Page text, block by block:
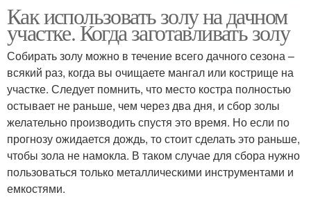
Золы для клубники Зола во время
Золы в качестве Золы в огороде
Зола для малины
Как использовать золу на дачном
участке. Когда заготавливать золу
Собирать золу можно в течение всего дачного сезона –
всякий раз, когда вы очищаете мангал или кострище на
участке. Следует помнить, что место костра полностью
остывает не раньше, чем через два дня, и сбор золы
желательно производить спустя это время. Но если по
прогнозу ожидается дождь, то стоит сделать это раньше,
чтобы зола не намокла. В таком случае для сбора нужно
пользоваться только металлическими инструментами и
емкостями.